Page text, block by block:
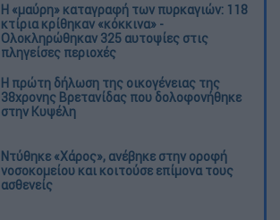
Η «μαύρη» καταγραφή των πυρκαγιών: 118
κτίρια κρίθηκαν «κόκκινα» -
Ολοκληρώθηκαν 325 αυτοψίες στις
πληγείσες περιοχές
Η πρώτη δήλωση της οικογένειας της
38χρονης Βρετανίδας που δολοφονήθηκε
στην Κυψέλη
Ντύθηκε «Χάρος», ανέβηκε στην οροφή
νοσοκομείου και κοιτούσε επίμονα τους
ασθενείς